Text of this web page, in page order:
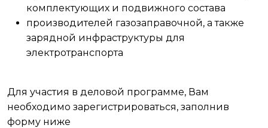
комплектующих и подвижного состава
производителей газозаправочной, а также
зарядной инфраструктуры для
электротранспорта
Для участия в деловой программе, Вам
необходимо зарегистрироваться, заполнив
форму ниже